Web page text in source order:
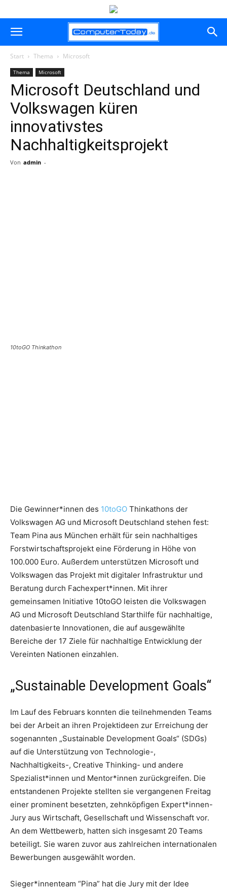
Start Thema Microsoft
Thema Microsoft
Microsoft Deutschland und
Volkswagen küren
innovativstes
Nachhaltigkeitsprojekt
Von admin -
10toGO Thinkathon
Die Gewinner*innen des 10toGO Thinkathons der
Volkswagen AG und Microsoft Deutschland stehen fest:
Team Pina aus München erhält für sein nachhaltiges
Forstwirtschaftsprojekt eine Förderung in Höhe von
100.000 Euro. Außerdem unterstützen Microsoft und
Volkswagen das Projekt mit digitaler Infrastruktur und
Beratung durch Fachexpert*innen. Mit ihrer
gemeinsamen Initiative 10toGO leisten die Volkswagen
AG und Microsoft Deutschland Starthilfe für nachhaltige,
datenbasierte Innovationen, die auf ausgewählte
Bereiche der 17 Ziele für nachhaltige Entwicklung der
Vereinten Nationen einzahlen.
„Sustainable Development Goals“
Im Lauf des Februars konnten die teilnehmenden Teams
bei der Arbeit an ihren Projektideen zur Erreichung der
sogenannten „Sustainable Development Goals“ (SDGs)
auf die Unterstützung von Technologie-,
Nachhaltigkeits-, Creative Thinking- und andere
Spezialist*innen und Mentor*innen zurückgreifen. Die
entstandenen Projekte stellten sie vergangenen Freitag
einer prominent besetzten, zehnköpfigen Expert*innen-
Jury aus Wirtschaft, Gesellschaft und Wissenschaft vor.
An dem Wettbewerb, hatten sich insgesamt 20 Teams
beteiligt. Sie waren zuvor aus zahlreichen internationalen
Bewerbungen ausgewählt worden.
Sieger*innenteam “Pina” hat die Jury mit der Idee